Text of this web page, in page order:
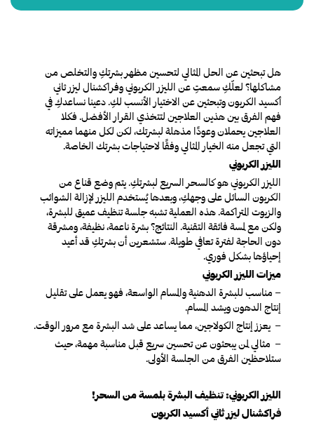
هل تبحثين عن الحل المثالي لتحسين مظهر بشرتكِ والتخلص من
مشاكلها؟ لعلّكِ سمعتِ عن الليزر الكربوني وفراكشنال ليزر ثاني
أكسيد الكربون وتبحثين عن الاختيار الأنسب لكِ. دعينا نساعدكِ في
فهم الفرق بين هذين العلاجين لتتخذي القرار الأفضل. فكلا
العلاجين يحملان وعودًا مذهلة لبشرتك، لكن لكل منهما مميزاته
التي تجعل منه الخيار المثالي وفقًا لاحتياجات بشرتك الخاصة.
الليزر الكربوني
الليزر الكربوني هو كالسحر السريع لبشرتكِ. يتم وضع قناع من
الكربون السائل على وجهكِ، وبعدها يُستخدم الليزر لإزالة الشوائب
والزيوت المتراكمة. هذه العملية تشبه جلسة تنظيف عميق للبشرة،
ولكن مع لمسة فائقة التقنية. النتائج؟ بشرة ناعمة، نظيفة، ومشرقة
دون الحاجة لفترة تعافي طويلة. ستشعرين أن بشرتكِ قد أعيد
إحياؤها بشكل فوري.
ميزات الليزر الكربوني
– مناسب للبشرة الدهنية والمسام الواسعة، فهو يعمل على تقليل
إنتاج الدهون ويشد المسام.
– يعزز إنتاج الكولاجين، مما يساعد على شد البشرة مع مرور الوقت.
– مثالي لمن يبحثون عن تحسين سريع قبل مناسبة مهمة، حيث
ستلاحظين الفرق من الجلسة الأولى.
الليزر الكربوني: تنظيف البشرة بلمسة من السحر!
فراكشنال ليزر ثاني أكسيد الكربون